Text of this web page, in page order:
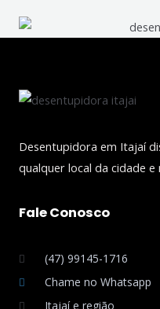
Desentupidora em Itajaí
qualquer local da cidade
Fale Conosco
(47) 99145-1716
Chame no Whatsapp
Itajaí e região